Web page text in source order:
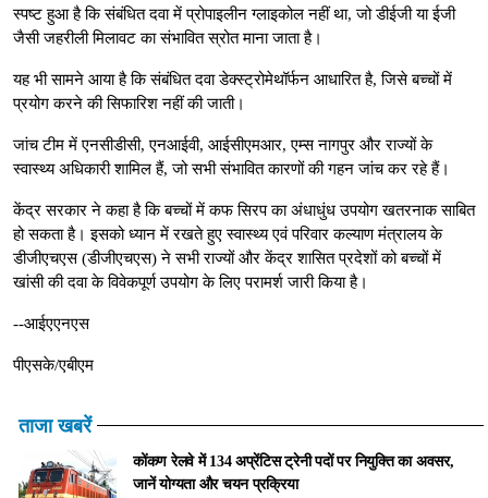
स्पष्ट हुआ है कि संबंधित दवा में प्रोपाइलीन ग्लाइकोल नहीं था, जो डीईजी या ईजी
जैसी जहरीली मिलावट का संभावित स्रोत माना जाता है।
यह भी सामने आया है कि संबंधित दवा डेक्स्ट्रोमेथॉर्फन आधारित है, जिसे बच्चों में
प्रयोग करने की सिफारिश नहीं की जाती।
जांच टीम में एनसीडीसी, एनआईवी, आईसीएमआर, एम्स नागपुर और राज्यों के
स्वास्थ्य अधिकारी शामिल हैं, जो सभी संभावित कारणों की गहन जांच कर रहे हैं।
केंद्र सरकार ने कहा है कि बच्चों में कफ सिरप का अंधाधुंध उपयोग खतरनाक साबित
हो सकता है। इसको ध्यान में रखते हुए स्वास्थ्य एवं परिवार कल्याण मंत्रालय के
डीजीएचएस (डीजीएचएस) ने सभी राज्यों और केंद्र शासित प्रदेशों को बच्चों में
खांसी की दवा के विवेकपूर्ण उपयोग के लिए परामर्श जारी किया है।
--आईएएनएस
पीएसके/एबीएम
ताजा खबरें
कोंकण रेलवे में 134 अप्रेंटिस ट्रेनी पदों पर नियुक्ति का अवसर,
जानें योग्यता और चयन प्रक्रिया